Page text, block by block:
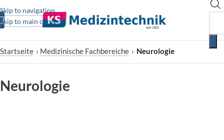
Skip to navigation
Skip to main content
Startseite › Medizinische Fachbereiche › Neurologie
Neurologie